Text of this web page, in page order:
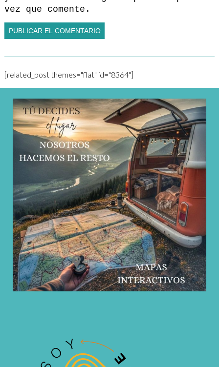
vez que comente.
[related_post themes="flat" id="8364"]